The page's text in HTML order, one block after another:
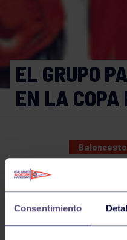
Consentimiento
EL GRUPO
EN LA COPA
Baloncesto
NOTICIAS